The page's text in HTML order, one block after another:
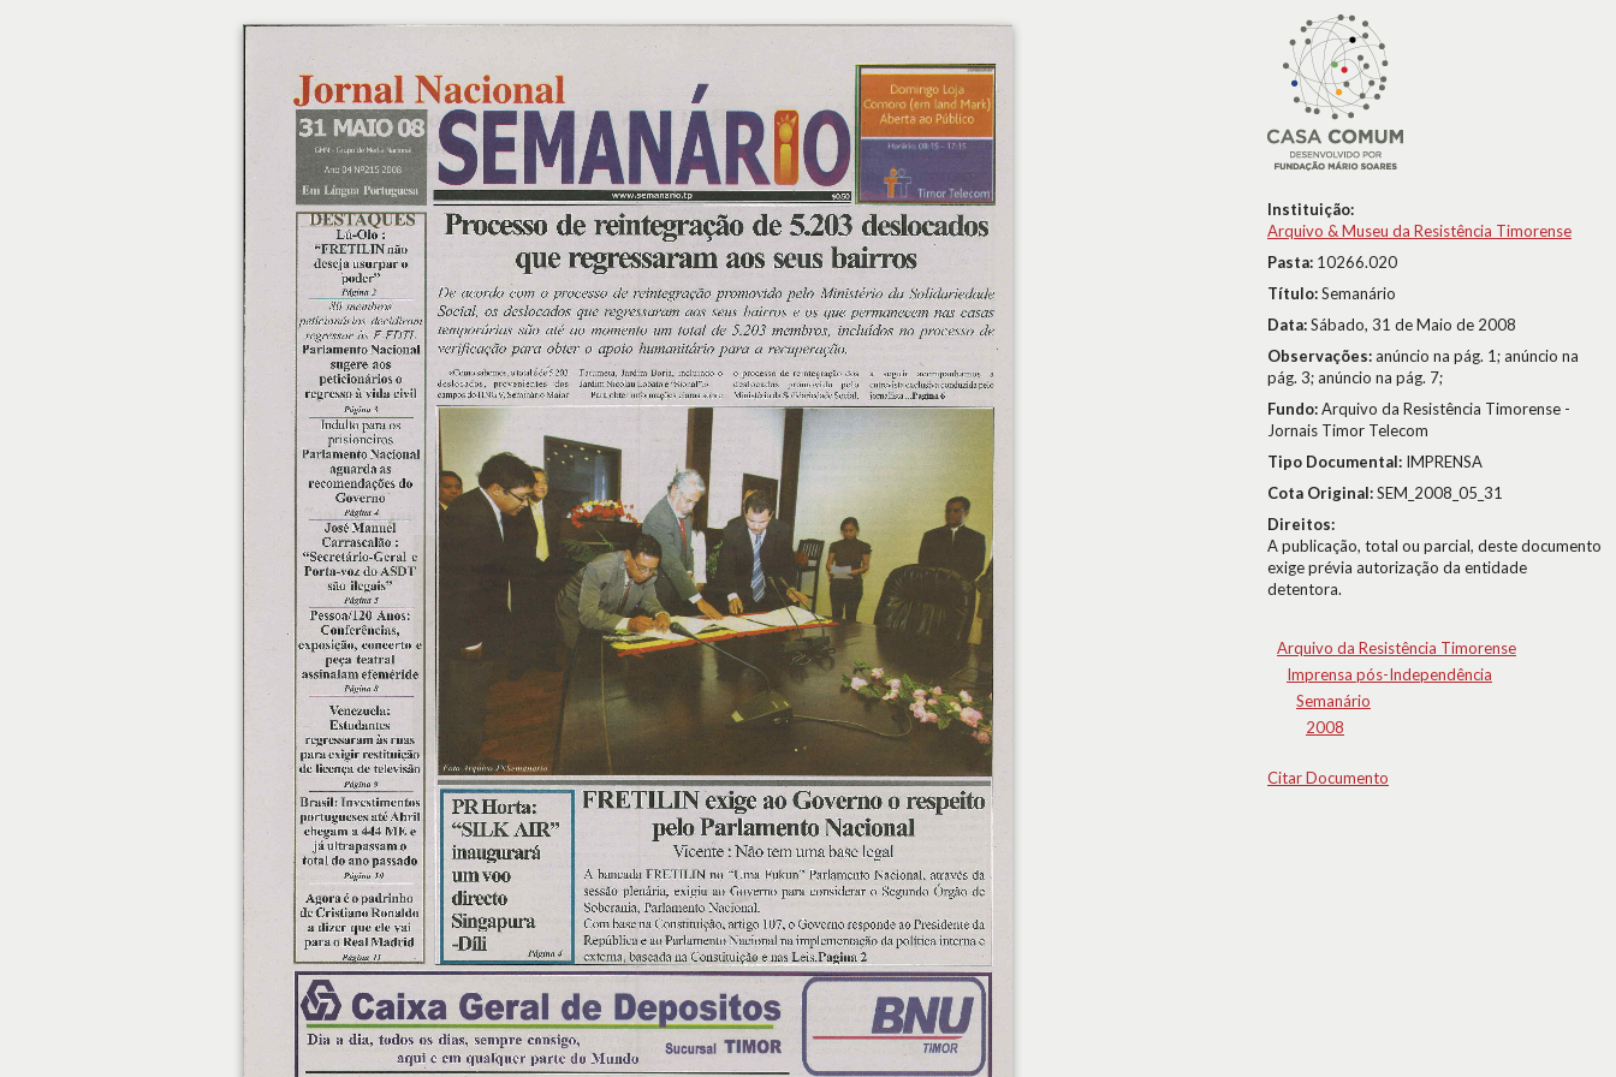
Instituição:
Arquivo & Museu da Resistência Timorense
Pasta: 10266.020
Título:Semanário
Data:Sábado, 31 de Maio de 2008
Observações:anúncio na pág. 1; anúncio na
pág. 3; anúncio na pág. 7;
Fundo:Arquivo da Resistência Timorense -
Jornais Timor Telecom
Tipo Documental: IMPRENSA
Cota Original:SEM_2008_05_31
Direitos:
A publicação, total ou parcial, deste documento
exige prévia autorização da entidade
detentora.
Arquivo da Resistência Timorense
Imprensa pós-Independência
Semanário
2008
Citar Documento